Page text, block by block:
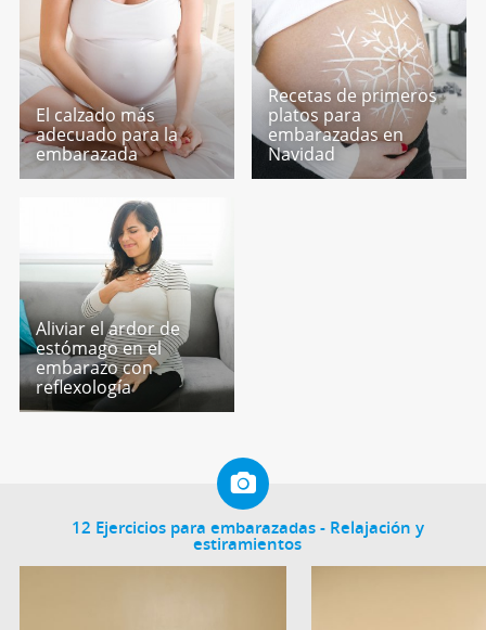
El calzado más
adecuado para la
embarazada
Recetas de primeros
platos para
embarazadas en
Navidad
Aliviar el ardor de
estómago en el
embarazo con
reflexología
12 Ejercicios para embarazadas - Relajación y
estiramientos